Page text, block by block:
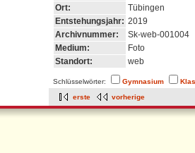
Ort:
Tübingen
Entstehungsjahr: 2019
Archivnummer:
Sk-web-001004
Medium:
Foto
Standort:
web
Schlüsselwörter: Gymnasium
erste
vorherige